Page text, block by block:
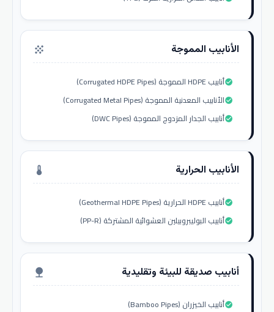
الأنابيب المموجة grain
أنابيب HDPE المموجة (Corrugated HDPE Pipes)check_circle
الأنابيب المعدنية المموجة (Corrugated Metal Pipes)check_circle
أنابيب الجدار المزدوج المموجة (DWC Pipes)check_circle
الأنابيب الحرارية thermostat
أنابيب HDPE الحرارية (Geothermal HDPE Pipes)check_circle
أنابيب البوليبروبيلين العشوائية المشتركة (PP-R)check_circle
أنابيب صديقة للبيئة وتقليدية nature
أنابيب الخيزران (Bamboo Pipes)check_circle